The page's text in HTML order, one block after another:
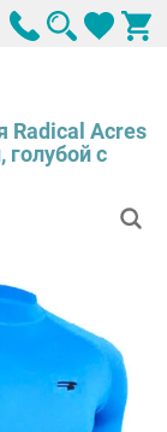
Radical Acres
с